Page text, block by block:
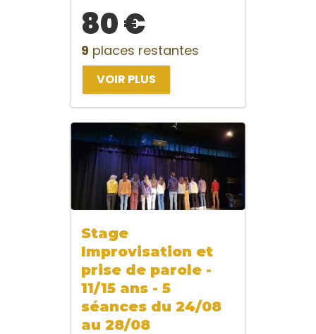
80 €
9 places restantes
VOIR PLUS
Stage
Improvisation et
prise de parole -
11/15 ans - 5
séances du 24/08
au 28/08